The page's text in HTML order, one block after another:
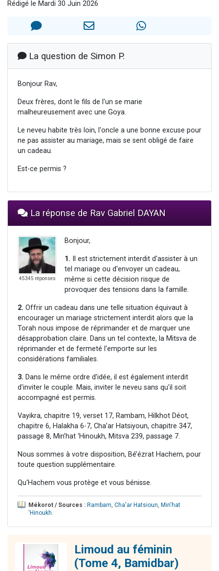
12 nouvelles musiques dans Torah-Box Music
2 personnes viennent de nous rejoindre sur WhatsApp
Rédigé le Mardi 30 Juin 2026
La question de Simon P.
Bonjour Rav,
Deux frères, dont le fils de l'un se marie
malheureusement avec une Goya.
Le neveu habite très loin, l'oncle a une bonne excuse pour
ne pas assister au mariage, mais se sent obligé de faire
un cadeau.
Est-ce permis ?
La réponse de Rav Gabriel DAYAN
45345 réponses
Bonjour,
1. Il est strictement interdit d'assister à un
tel mariage ou d'envoyer un cadeau,
même si cette décision risque de
provoquer des tensions dans la famille.
2. Offrir un cadeau dans une telle situation équivaut à
encourager un mariage strictement interdit alors que la
Torah nous impose de réprimander et de marquer une
désapprobation claire. Dans un tel contexte, la Mitsva de
réprimander et de fermeté l'emporte sur les
considérations familiales.
3. Dans le même ordre d'idée, il est également interdit
d'inviter le couple. Mais, inviter le neveu sans qu'il soit
accompagné est permis.
Vayikra, chapitre 19, verset 17, Rambam, Hilkhot Déot,
chapitre 6, Halakha 6-7, Cha’ar Hatsiyoun, chapitre 347,
passage 8, Min’hat ‘Hinoukh, Mitsva 239, passage 7.
Nous sommes à votre disposition, Bé’ézrat Hachem, pour
toute question supplémentaire.
Qu'Hachem vous protège et vous bénisse.
Mékorot / Sources : Rambam, Cha'ar Hatsioun, Min'hat
'Hinoukh.
Limoud au féminin
(Tome 4, Bamidbar)